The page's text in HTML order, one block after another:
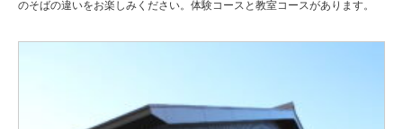
のそばの違いをお楽しみください。体験コースと教室コースがあります。